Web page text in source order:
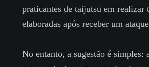
praticantes de taijutsu em realizar
elaboradas após receber um
No entanto, a sugestão é simples: